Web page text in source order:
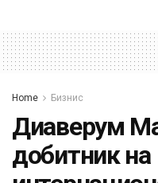
Home Бизнис
Диаверум
добитник на